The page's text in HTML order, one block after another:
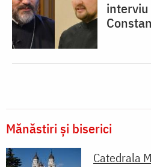
Mănăstiri și biserici
Catedrala